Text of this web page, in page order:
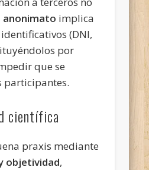
anonimato implica
(DNI,
por
que se
participantes.
científica
praxis mediante
objetividad,